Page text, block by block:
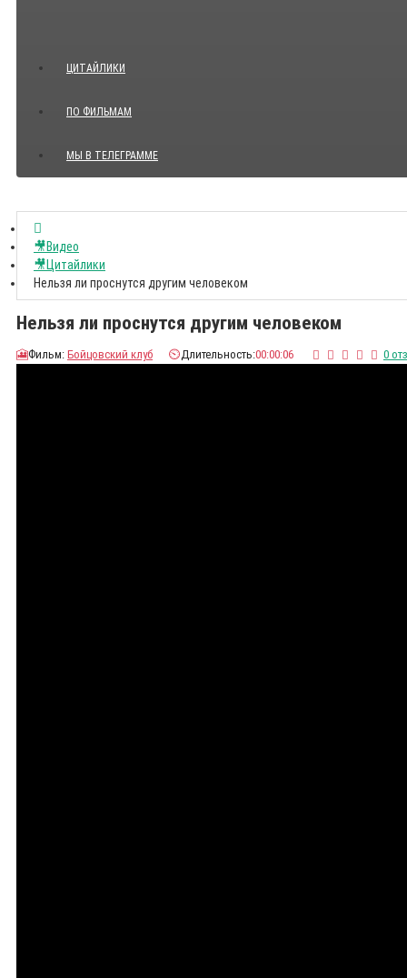
Показать все Цитаты с видео
ЦИТАЙЛИКИ
ПО ФИЛЬМАМ
МЫ В ТЕЛЕГРАММЕ
🎥Видео
🎥Цитайлики
Нельзя ли проснутся другим человеком
Нельзя ли проснутся другим человеком
🎦Фильм: Бойцовский клуб ⏲️Длительность:00:00:06 0